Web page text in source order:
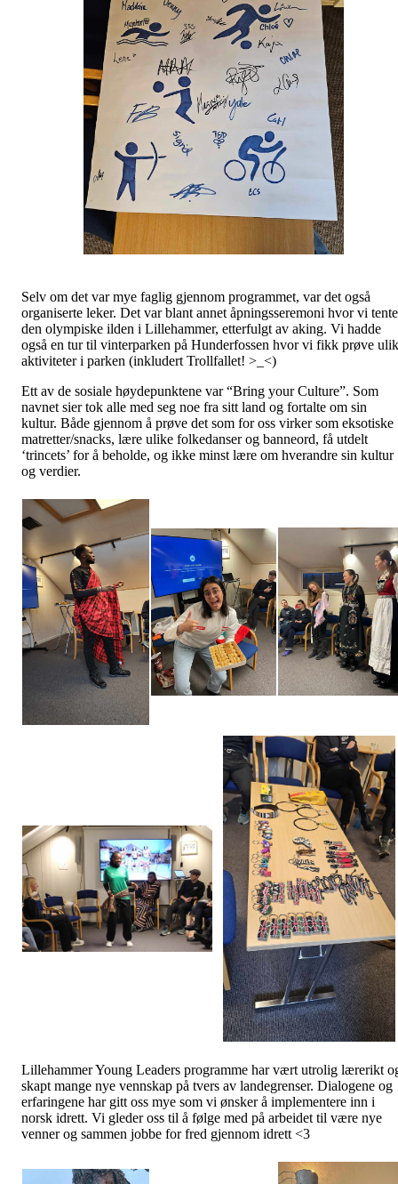
Selv om det var mye faglig gjennom programmet, var det også
organiserte leker. Det var blant annet åpningsseremoni hvor vi tente
den olympiske ilden i Lillehammer, etterfulgt av aking. Vi hadde
også en tur til vinterparken på Hunderfossen hvor vi fikk prøve
aktiviteter i parken (inkludert Trollfallet! >_<)
Ett av de sosiale høydepunktene var “Bring your Culture”. Som
navnet sier tok alle med seg noe fra sitt land og fortalte om sin
kultur. Både gjennom å prøve det som for oss virker som eksotiske
matretter/snacks, lære ulike folkedanser og banneord, få utdelt
‘trincets’ for å beholde, og ikke minst lære om hverandre sin kultur
og verdier.
Lillehammer Young Leaders programme har vært utrolig lærerikt
skapt mange nye vennskap på tvers av landegrenser. Dialogene og
erfaringene har gitt oss mye som vi ønsker å implementere inn i
norsk idrett. Vi gleder oss til å følge med på arbeidet til være nye
venner og sammen jobbe for fred gjennom idrett <3